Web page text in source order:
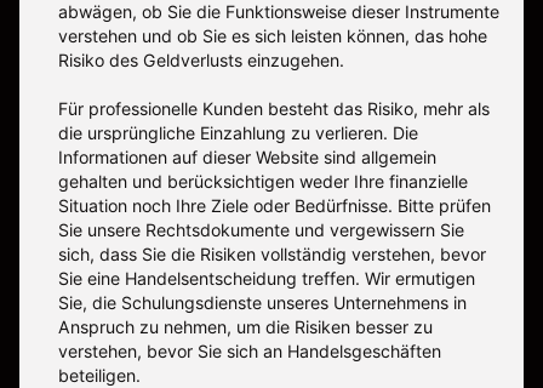
abwägen, ob Sie die Funktionsweise dieser Instrumente
verstehen und ob Sie es sich leisten können, das hohe
Risiko des Geldverlusts einzugehen.
Für professionelle Kunden besteht das Risiko, mehr als
die ursprüngliche Einzahlung zu verlieren. Die
Informationen auf dieser Website sind allgemein
gehalten und berücksichtigen weder Ihre finanzielle
Situation noch Ihre Ziele oder Bedürfnisse. Bitte prüfen
Sie unsere Rechtsdokumente und vergewissern Sie
sich, dass Sie die Risiken vollständig verstehen, bevor
Sie eine Handelsentscheidung treffen. Wir ermutigen
Sie, die Schulungsdienste unseres Unternehmens in
Anspruch zu nehmen, um die Risiken besser zu
verstehen, bevor Sie sich an Handelsgeschäften
beteiligen.